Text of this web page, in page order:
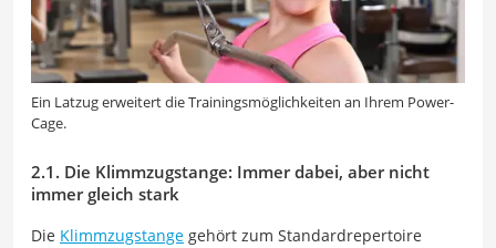
Ein Latzug erweitert die Trainingsmöglichkeiten an Ihrem Power-
Cage.
2.1. Die Klimmzugstange: Immer dabei, aber nicht
immer gleich stark
Die Klimmzugstange gehört zum Standardrepertoire